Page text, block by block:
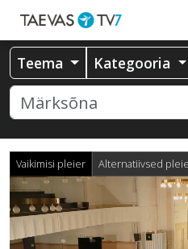
Teema Kategooria
Vaikimisi pleier Alternatiivsed